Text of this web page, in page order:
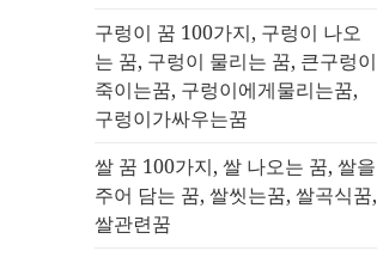
구렁이 꿈 100가지, 구렁이 나오
는 꿈, 구렁이 물리는 꿈, 큰구렁이
죽이는꿈, 구렁이에게물리는꿈,
구렁이가싸우는꿈
쌀 꿈 100가지, 쌀 나오는 꿈, 쌀을
주어 담는 꿈, 쌀씻는꿈, 쌀곡식꿈,
쌀관련꿈